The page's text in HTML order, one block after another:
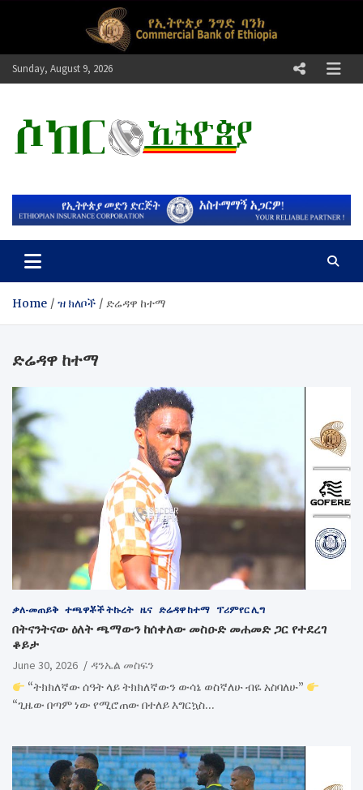
Sunday, August 9, 2026
ሶከር ኢትዮጵያ
Home ዝ ክለቦች ድሬዳዋ ከተማ
ድሬዳዋ ከተማ
ቃለ-መጠይቅ ተጫዋቾች ትኩረት ዜና ድሬዳዋ ከተማ ፕሪምየር ሊግ
በትናንትናው ዕለት ጫማውን ከሰቀለው መስዑድ መሐመድ ጋር የተደረገ
ቆይታ
June 30, 2026
ዳንኤል መስፍን
“ትክክለኛው ሰዓት ላይ ትክክለኛውን ውሳኔ ወስኛለሁ ብዬ አስባለሁ”
“ጊዜው በጣም ነው የሚሮጠው በተለይ እግርኳስ…